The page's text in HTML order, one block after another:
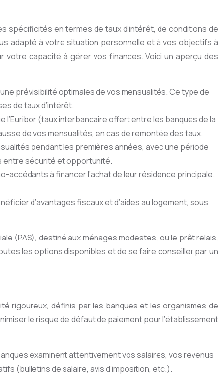
spécificités en termes de taux d’intérêt, de conditions de
adapté à votre situation personnelle et à vos objectifs à
capacité à gérer vos finances. Voici un aperçu des
prévisibilité optimales de vos mensualités. Ce type de
de taux d’intérêt.
(taux interbancaire offert entre les banques de la
de vos mensualités, en cas de remontée des taux.
pendant les premières années, avec une période
entre sécurité et opportunité.
à financer l’achat de leur résidence principale.
d’avantages fiscaux et d’aides au logement, sous
(PAS), destiné aux ménages modestes, ou le prêt relais,
les options disponibles et de se faire conseiller par un
rigoureux, définis par les banques et les organismes de
le risque de défaut de paiement pour l’établissement
examinent attentivement vos salaires, vos revenus
(bulletins de salaire, avis d’imposition, etc.).